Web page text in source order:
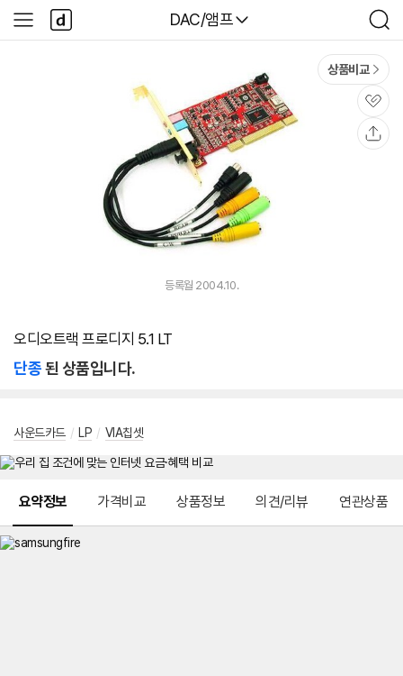
다나와
DAC/앰프
검
색
사
이
다
나
와
상품비교
관
심
등록월 2004.10.
오디오트랙 프로디지 5.1 LT
단종된 상품입니다.
사운드카드 / LP / VIA칩셋
요약정보 가격비교 상품정보 의견/리뷰 연관상품